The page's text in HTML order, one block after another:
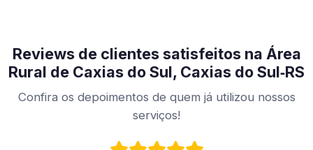
Reviews de clientes satisfeitos na Área
Rural de Caxias do Sul, Caxias do Sul‑RS
Confira os depoimentos de quem já utilizou nossos
serviços!